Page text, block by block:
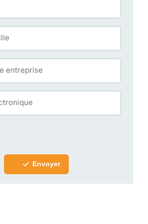
Envoyer